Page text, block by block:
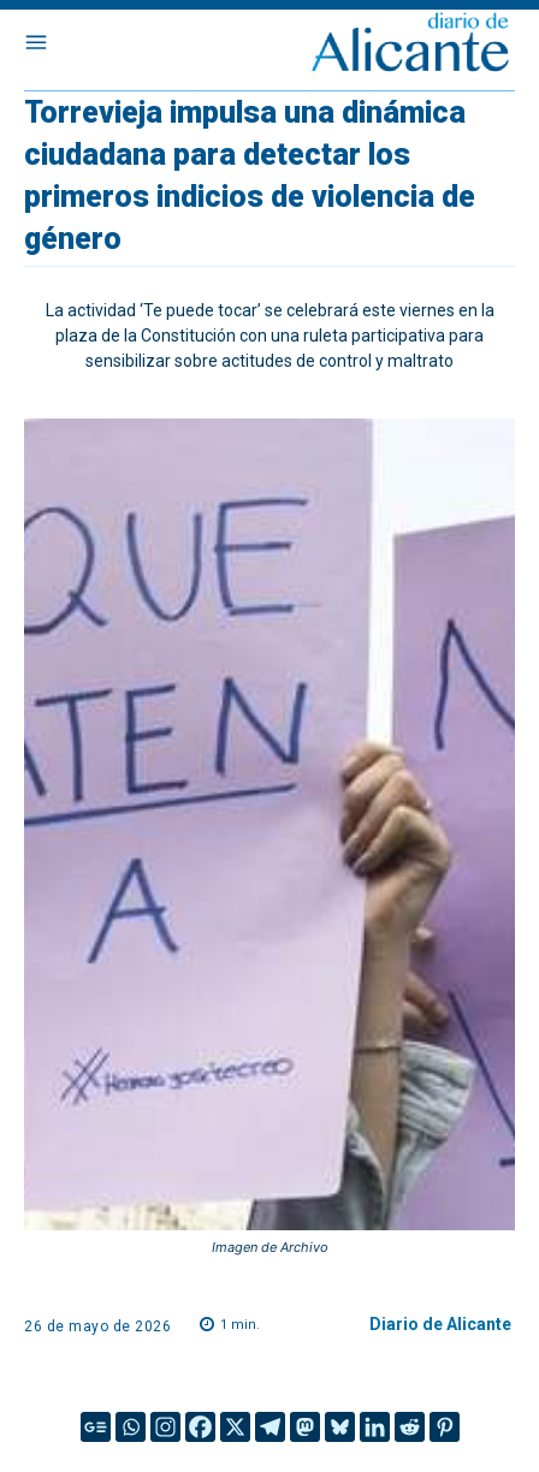
Torrevieja impulsa una dinámica
ciudadana para detectar los
primeros indicios de violencia de
género
La actividad ‘Te puede tocar’ se celebrará este viernes en la
plaza de la Constitución con una ruleta participativa para
sensibilizar sobre actitudes de control y maltrato
Imagen de Archivo
26 de mayo de 2026 1 min. Diario de Alicante